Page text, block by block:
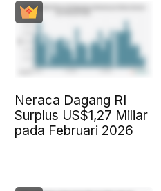
Neraca Dagang RI
Surplus US$1,27 Miliar
pada Februari 2026